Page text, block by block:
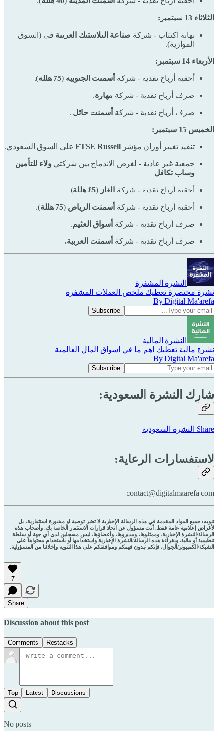
الثلاثاء 13 سبتمبر:
نهاية اكتتاب - شركة صناعة البلاستيك العربية في (السوق
الموازية).
الأربعاء 14 سبتمبر:
أحقية أرباح نقدية - شركة أسمنت الجنوبية (75 هللة ).
صرف أرباح نقدية - شركة مهارة.
صرف أرباح نقدية - شركة أسمنت حائل .
الخميس 15 سبتمبر:
تنفيذ تغيير أوزان مؤشر FTSE Russell على السوق السعودي.
جمعية غير عادية - لغرض الاندماج بين شركتي ولاء للتأمين
وساب تكافل
أحقية أرباح نقدية - شركة الغاز (85 هللة ).
أحقية أرباح نقدية - شركة أسمنت الرياض (75 هللة ).
صرف أرباح نقدية - شركة أسواق العثيم.
صرف أرباح نقدية - شركة أسمنت العربية.
النشرة المشفرة
نشرة مختصرة تعطيك ملخص العملات المشفرة
By Digital Ma'arefa
النشرة المالية
نشرة مالية تعطيك اهم ما في اسواق المال العالمية
By Digital Ma'arefa
شارك النشرة السعودية:
Share النشرة السعودية
لاستفسارات الرعاية:
contact@digitalmaarefa.com
تنويه: جميع المواد المقدمة في هذه الرسالة الإخبارية لا تعتبر توصية او مشورة استثمارية، بل
لأغراض إعلامية عامة فقط. أنت مسؤول عن اتخاذ قرارات الاستثمار الخاصة بك. وأصحاب هذه
الرسالة/النشرة الإخبارية، وممثلوها، ومديروها، وأعضاؤها، ليس مسجلين لدى أي جهة أو سلطة
تنظيمية أو مالية. وبقراءة هذه الرسالة/النشرة الإخبارية واستخدامها أو باستخدام محتواها على
الشبكة/الكمبيوتر/الجوال، فإنكم تبدون فهمكم وموافقتكم على هذا التنويه وإخلائنا من المسؤولية.
7
Share
Discussion about this post
Comments Restacks
Top Latest Discussions
No posts